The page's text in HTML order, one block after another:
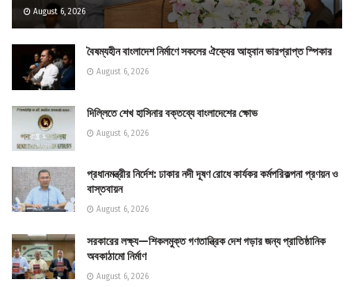
August 6, 2026
বৈষম্যহীন বাংলাদেশ নির্মাণে সকলের ঐক্যের আহ্বান ভারপ্রাপ্ত স্পিকার
August 6, 2026
দিল্লিতে শেখ হাসিনার বক্তব্যে বাংলাদেশের ক্ষোভ
August 6, 2026
প্রধানমন্ত্রীর নির্দেশ: ঢাকার নদী দূষণ রোধে কার্যকর কর্মপরিকল্পনা প্রণয়ন ও
বাস্তবায়ন
August 6, 2026
সরকারের লক্ষ্য—শিকলমুক্ত গণতান্ত্রিক দেশ গড়ার জন্য প্রাতিষ্ঠানিক
অবকাঠামো নির্মাণ
August 6, 2026